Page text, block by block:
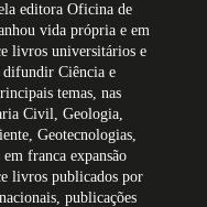
editora Oficina de
vida própria e em
livros universitários e
difundir Ciência e
temas, nas
Civil, Geologia,
Geotecnologias,
franca expansão
livros publicados por
publicações